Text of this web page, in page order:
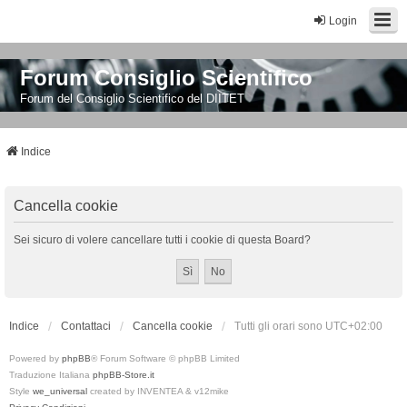
Login
Forum Consiglio Scientifico
Forum del Consiglio Scientifico del DIITET
Indice
Cancella cookie
Sei sicuro di volere cancellare tutti i cookie di questa Board?
Indice Contattaci Cancella cookie Tutti gli orari sono UTC+02:00
Powered by phpBB® Forum Software © phpBB Limited
Traduzione Italiana phpBB-Store.it
Style we_universal created by INVENTEA & v12mike